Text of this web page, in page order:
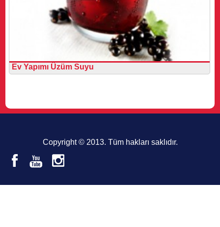
Ev Yapımı Üzüm Suyu
Copyright © 2013. Tüm hakları saklıdır.